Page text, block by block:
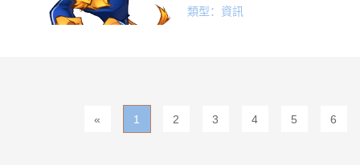
息，賈斯汀·比伯將與
類型：資訊
« 1 2 3 4 5 6